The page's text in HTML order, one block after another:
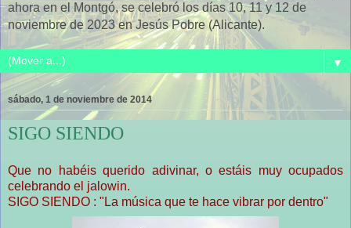
ahora en el Montgó, se celebró los días 10, 11 y 12 de
noviembre de 2023 en Jesús Pobre (Alicante).
▼
sábado, 1 de noviembre de 2014
SIGO SIENDO
Que no habéis querido adivinar, o estáis muy ocupados
celebrando el jalowin.
SIGO SIENDO : "La música que te hace vibrar por dentro"